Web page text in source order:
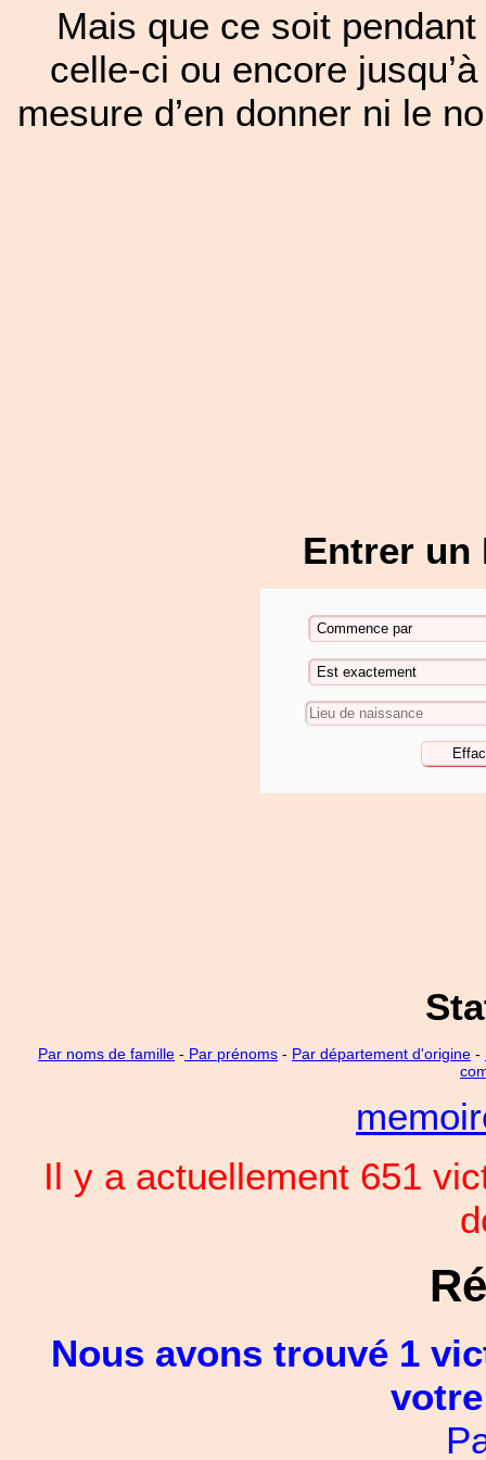
Mais que ce soit
celle-ci ou encore
mesure d’en donner ni le
Entrer un
Par noms de famille - Par prénoms - Par département d'origine -
Il y a actuellement 651
Nous avons trouvé 1